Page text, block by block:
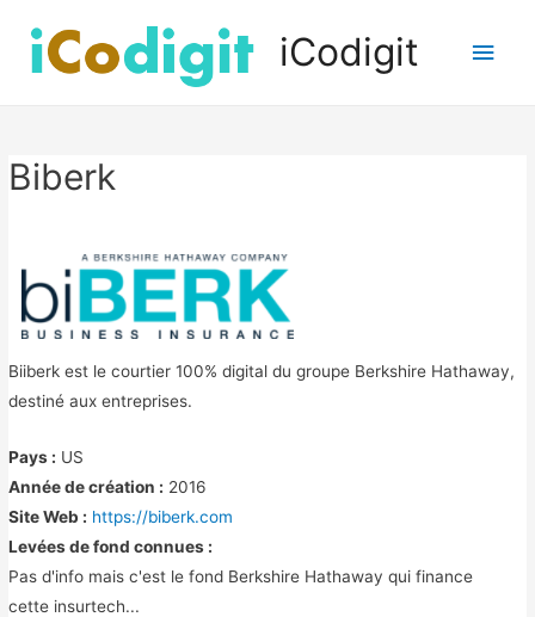
iCodigit
Biberk
Biiberk est le courtier 100% digital du groupe Berkshire Hathaway,
destiné aux entreprises.
Pays : US
Année de création : 2016
Site Web : https://biberk.com
Levées de fond connues :
Pas d'info mais c'est le fond Berkshire Hathaway qui finance
cette insurtech...